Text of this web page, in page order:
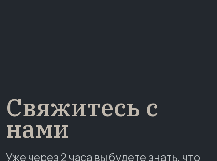
Свяжитесь с
нами
Уже через 2 часа вы будете знать, что